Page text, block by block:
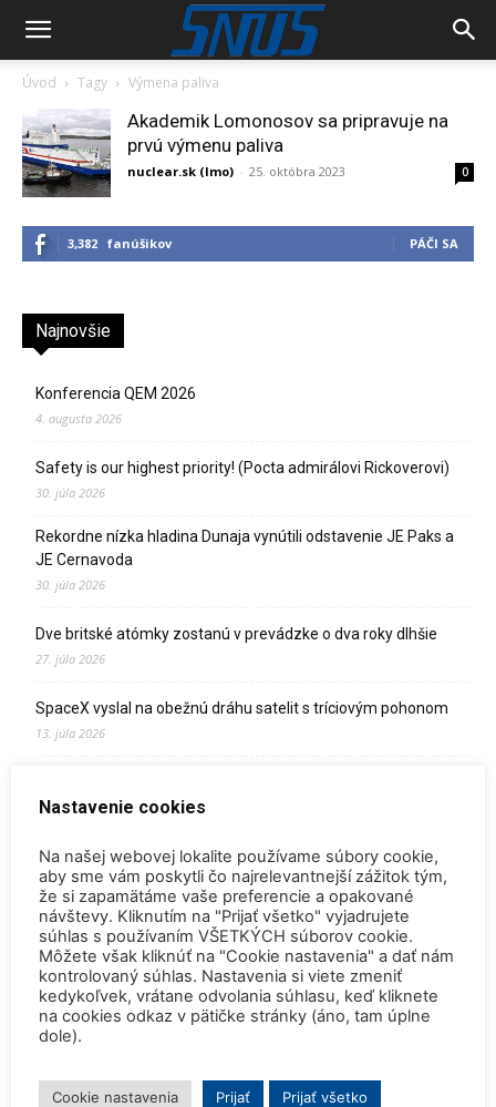
Úvod Tagy Výmena paliva
Akademik Lomonosov sa pripravuje na
prvú výmenu paliva
nuclear.sk (lmo) - 25. októbra 2023 0
3,382 fanúšikov PÁČI SA
Najnovšie
Konferencia QEM 2026
4. augusta 2026
Safety is our highest priority! (Pocta admirálovi Rickoverovi)
30. júla 2026
Rekordne nízka hladina Dunaja vynútili odstavenie JE Paks a
JE Cernavoda
30. júla 2026
Dve britské atómky zostanú v prevádzke o dva roky dlhšie
27. júla 2026
SpaceX vyslal na obežnú dráhu satelit s tríciovým pohonom
13. júla 2026
2. júla 2026
Palivo v Mochovciach 4: Slovensko upevňuje pozíciu medzi
jadrovou špičkou Európy
2. júla 2026
Startup Helion získal stámilióny na fúznu elektráreň pre
Microsoft
15. júna 2026
Prednáška o jadrovej energetike zaujala študentov aj
9. júna 2026
Nastavenie cookies
Na našej webovej lokalite používame súbory cookie,
aby sme vám poskytli čo najrelevantnejší zážitok tým,
že si zapamätáme vaše preferencie a opakované
návštevy. Kliknutím na "Prijať všetko" vyjadrujete
súhlas s používaním VŠETKÝCH súborov cookie.
Môžete však kliknúť na "Cookie nastavenia" a dať nám
kontrolovaný súhlas. Nastavenia si viete zmeniť
kedykoľvek, vrátane odvolania súhlasu, keď kliknete
na cookies odkaz v pätičke stránky (áno, tam úplne
dole).
Cookie nastavenia Prijať Prijať všetko